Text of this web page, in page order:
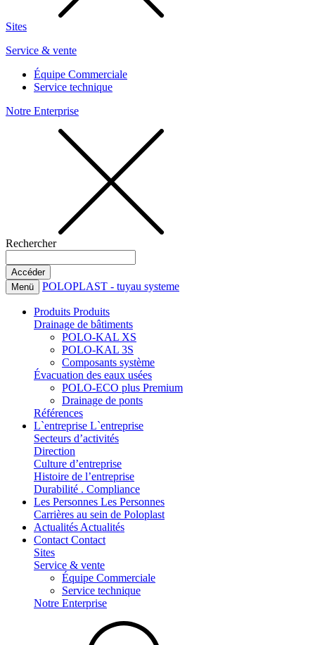
Sites
Service & vente
Équipe Commerciale
Service technique
Notre Enterprise
Rechercher
Menü POLOPLAST - tuyau systeme
Produits Produits
Drainage de bâtiments
POLO-KAL XS
POLO-KAL 3S
Composants système
Évacuation des eaux usées
POLO-ECO plus Premium
Drainage de ponts
Références
L`entreprise L`entreprise
Secteurs d’activités
Direction
Culture d’entreprise
Histoire de l’entreprise
Durabilité . Compliance
Les Personnes Les Personnes
Carrières au sein de Poloplast
Actualités Actualités
Contact Contact
Sites
Service & vente
Équipe Commerciale
Service technique
Notre Enterprise